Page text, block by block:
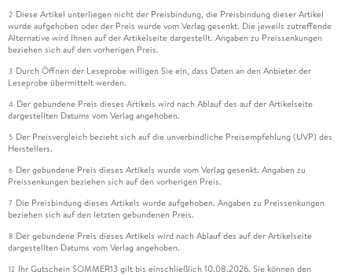
2 Diese Artikel unterliegen nicht der Preisbindung, die Preisbindung dieser Artikel
wurde aufgehoben oder der Preis wurde vom Verlag gesenkt. Die jeweils zutreffende
Alternative wird Ihnen auf der Artikelseite dargestellt. Angaben zu Preissenkungen
beziehen sich auf den vorherigen Preis.
3 Durch Öffnen der Leseprobe willigen Sie ein, dass Daten an den Anbieter der
Leseprobe übermittelt werden.
4 Der gebundene Preis dieses Artikels wird nach Ablauf des auf der Artikelseite
dargestellten Datums vom Verlag angehoben.
5 Der Preisvergleich bezieht sich auf die unverbindliche Preisempfehlung (UVP) des
Herstellers.
6 Der gebundene Preis dieses Artikels wurde vom Verlag gesenkt. Angaben zu
Preissenkungen beziehen sich auf den vorherigen Preis.
7 Die Preisbindung dieses Artikels wurde aufgehoben. Angaben zu Preissenkungen
beziehen sich auf den letzten gebundenen Preis.
8 Der gebundene Preis dieses Artikels wird nach Ablauf des auf der Artikelseite
dargestellten Datums vom Verlag angehoben.
12 Ihr Gutschein SOMMER13 gilt bis einschließlich 10.08.2026. Sie können den